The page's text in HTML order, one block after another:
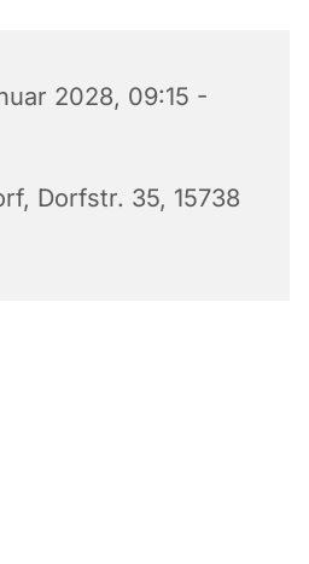
2028, 09:15 -
Dorfstr. 35, 15738